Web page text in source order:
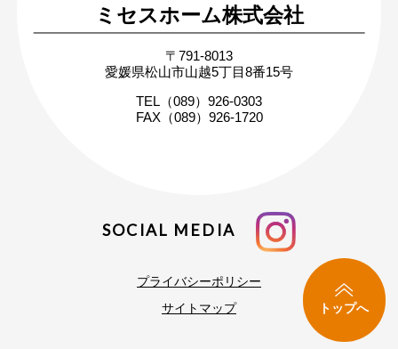
トップへ
無料相談・お問い合わせ
まずはお気軽にご相談ください
家づくりの疑問や不安にお答えします
ミセスホーム株式会社
〒791-8013
愛媛県松山市山越5丁目8番15号
TEL（089）926-0303
FAX（089）926-1720
SOCIAL MEDIA
プライバシーポリシー
サイトマップ